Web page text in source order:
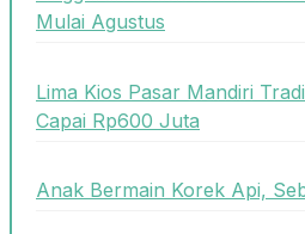
Mulai Agustus
Lima Kios Pasar Mandiri
Capai Rp600 Juta
Anak Bermain Korek Api,